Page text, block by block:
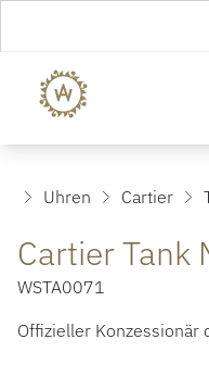
Uhren Cartier
Cartier Tank
WSTA0071
Offizieller Konzessionär